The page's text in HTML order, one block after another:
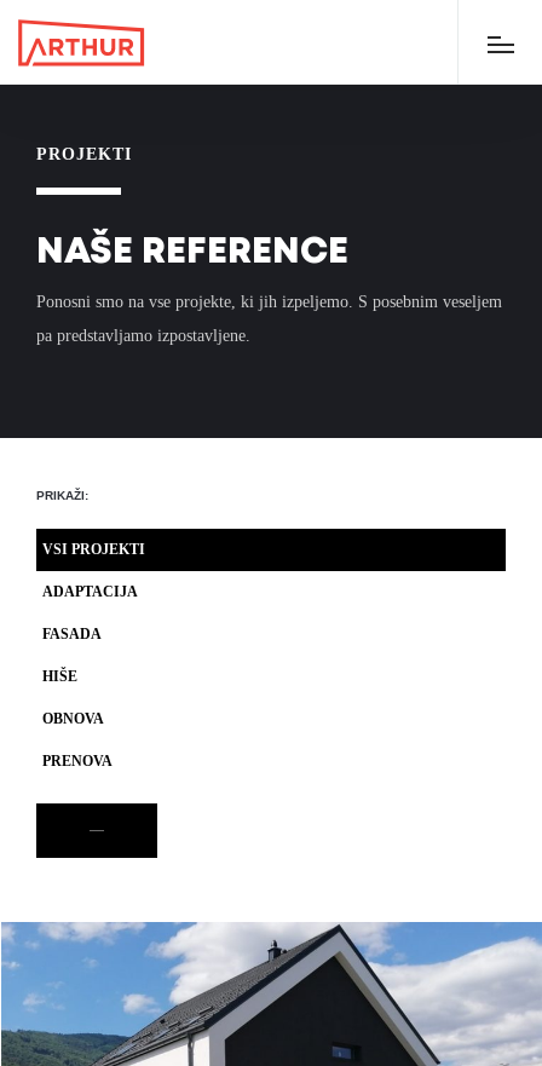
PROJEKTI
NAŠE REFERENCE
Ponosni smo na vse projekte, ki jih izpeljemo. S posebnim veseljem
pa predstavljamo izpostavljene.
PRIKAŽI:
VSI PROJEKTI
ADAPTACIJA
FASADA
HIŠE
OBNOVA
PRENOVA